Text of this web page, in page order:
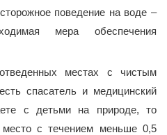
поведение на воде –
мера обеспечения
местах с чистым
спасатель и медицинский
с детьми на природе, то
место с течением меньше 0,5